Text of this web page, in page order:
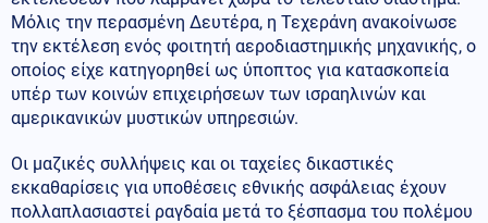
Μόλις την περασμένη Δευτέρα, η Τεχεράνη ανακοίνωσε
την εκτέλεση ενός φοιτητή αεροδιαστημικής μηχανικής, ο
οποίος είχε κατηγορηθεί ως ύποπτος για κατασκοπεία
υπέρ των κοινών επιχειρήσεων των ισραηλινών και
αμερικανικών μυστικών υπηρεσιών.
Οι μαζικές συλλήψεις και οι ταχείες δικαστικές
εκκαθαρίσεις για υποθέσεις εθνικής ασφάλειας έχουν
πολλαπλασιαστεί ραγδαία μετά το ξέσπασμα του πολέμου